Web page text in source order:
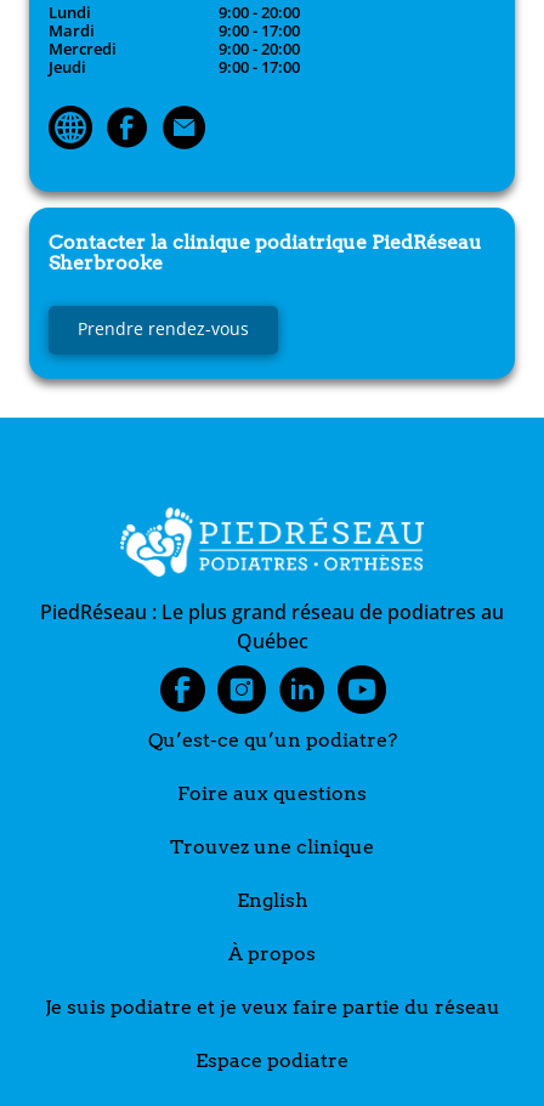
Lundi
9:00 - 20:00
Mardi
9:00 - 17:00
Mercredi
9:00 - 20:00
Jeudi
9:00 - 17:00
Contacter la clinique podiatrique PiedRéseau
Sherbrooke
Prendre rendez-vous
PiedRéseau : Le plus grand réseau de podiatres au
Québec
Qu’est-ce qu’un podiatre?
Foire aux questions
Trouvez une clinique
English
À propos
Je suis podiatre et je veux faire partie du réseau
Espace podiatre